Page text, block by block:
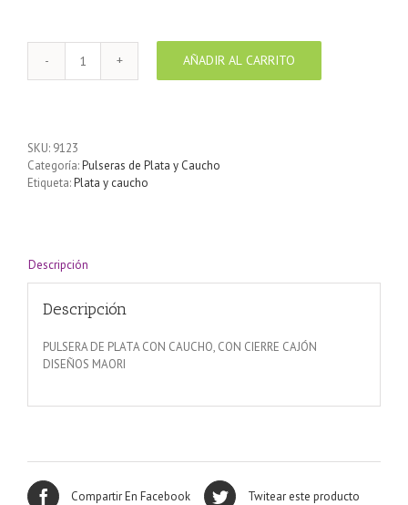
Pulsera
de
AÑADIR AL CARRITO
SKU: 9123
Categoría:Pulseras de Plata y Caucho
Etiqueta:Plata y caucho
Descripción
Descripción
PULSERA DE PLATA CON CAUCHO, CON CIERRE CAJÓN
DISEÑOS MAORI
Compartir En Facebook Twitear este producto